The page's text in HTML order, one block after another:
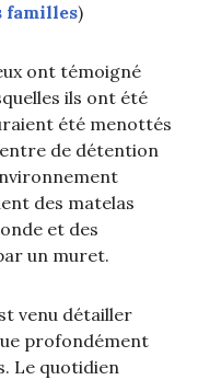
familles)
ont témoigné
ils ont été
été menottés
de détention
des matelas
et des
un muret.
venu détailler
profondément
Le quotidien